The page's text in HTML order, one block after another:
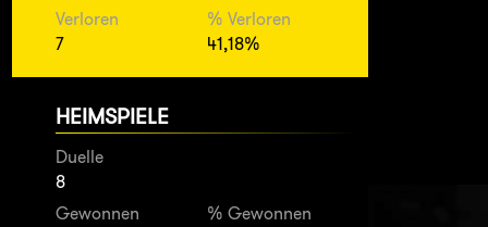
Verloren
7
% Verloren
41,18%
HEIMSPIELE
Duelle
8
Gewonnen
% Gewonnen